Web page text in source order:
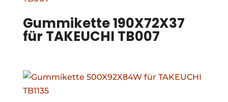
Gummikette 190X72X37
für TAKEUCHI TB007